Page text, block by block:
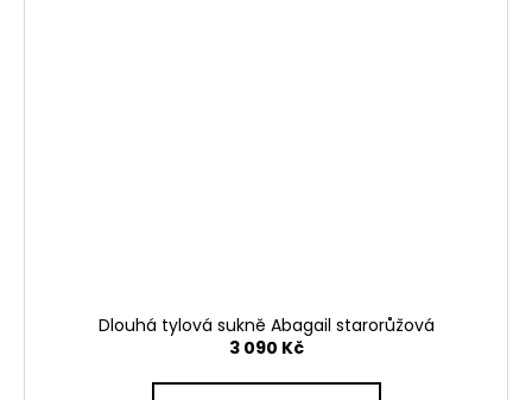
Dlouhá tylová sukně Abagail starorůžová
3 090 Kč